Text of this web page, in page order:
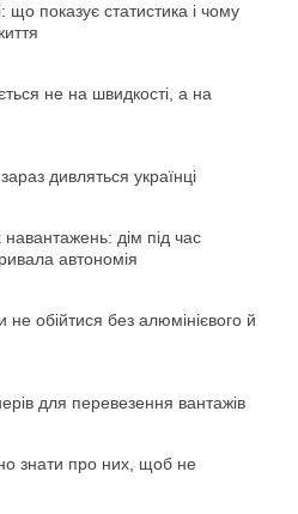
що показує статистика і чому
не на швидкості, а на
дивляться українці
дім під час
автономія
не обійтися без алюмінієвого й
для перевезення вантажів
знати про них, щоб не